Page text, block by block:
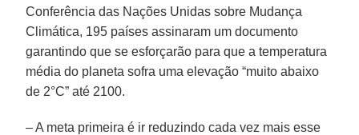
Conferência das Nações Unidas sobre Mudança
Climática, 195 países assinaram um documento
garantindo que se esforçarão para que a temperatura
média do planeta sofra uma elevação “muito abaixo
de 2°C” até 2100.
– A meta primeira é ir reduzindo cada vez mais esse